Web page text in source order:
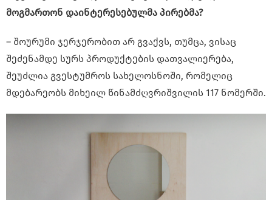
მოგმართონ დაინტერესებულმა პირებმა?
– შოურუმი ჯერჯერობით არ გვაქვს, თუმცა, ვისაც
შეძენამდე სურს პროდუქტების დათვალიერება,
შეუძლია გვესტუმროს სახელოსნოში, რომელიც
მდებარეობს მიხეილ წინამძღვრიშვილის 117 ნომერში.